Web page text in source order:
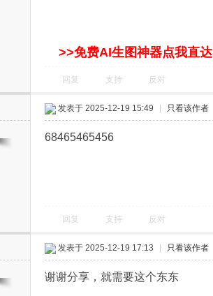
>>免费AI生图神器点我直达
回复 支持 反对
发表于 2025-12-19 15:49 只看该作者
68465465456
回复 支持 反对
发表于 2025-12-19 17:13 只看该作者
谢谢分享，就需要这个东东